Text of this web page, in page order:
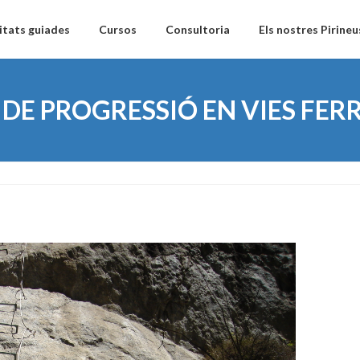
guiades Cursos Consultoria Els nostres
PROGRESSIÓ EN VIES